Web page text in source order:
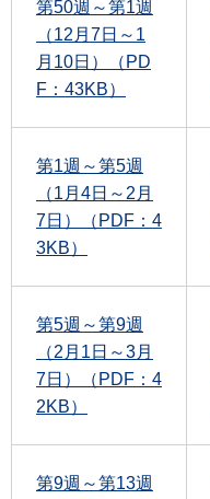
第50週～第1週
（12月7日～1
月10日）（PD
F：43KB）
第1週～第5週
（1月4日～2月
7日）（PDF：4
3KB）
第5週～第9週
（2月1日～3月
7日）（PDF：4
2KB）
第9週～第13週